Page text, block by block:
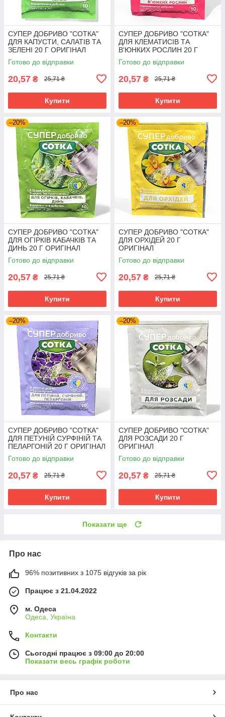
СУПЕР ДОБРИВО "СОТКА"
ДЛЯ КАПУСТИ, САЛАТІВ ТА
ЗЕЛЕНІ 20 Г ОРИГІНАЛ
Готово до відправки
20,57 ₴ 25,71 ₴
Купити
СУПЕР ДОБРИВО "СОТКА"
ДЛЯ КЛЕМАТИСІВ ТА
В'ЮНКИХ РОСЛИН 20 Г
ОРИГІНАЛ
Готово до відправки
20,57 ₴ 25,71 ₴
Купити
–20%
СУПЕР ДОБРИВО "СОТКА"
ДЛЯ ОГІРКІВ КАБАЧКІВ ТА
ДИНЬ 20 Г ОРИГІНАЛ
Готово до відправки
20,57 ₴ 25,71 ₴
Купити
–20%
СУПЕР ДОБРИВО "СОТКА"
ДЛЯ ОРХІДЕЙ 20 Г
ОРИГІНАЛ
Готово до відправки
20,57 ₴ 25,71 ₴
Купити
–20%
СУПЕР ДОБРИВО "СОТКА"
ДЛЯ ПЕТУНІЙ СУРФІНІЙ ТА
ПЕЛАРГОНІЙ 20 Г ОРИГІНАЛ
Готово до відправки
20,57 ₴ 25,71 ₴
Купити
–20%
СУПЕР ДОБРИВО "СОТКА"
ДЛЯ РОЗСАДИ 20 Г
ОРИГІНАЛ
Готово до відправки
20,57 ₴ 25,71 ₴
Купити
Показати ще
Про нас
96% позитивних з 1075 відгуків за рік
Працює з 21.04.2022
м. Одеса
Одеса, Україна
Контакти
Сьогодні працює з 09:00 до 20:00
Показати весь графік роботи
Про нас